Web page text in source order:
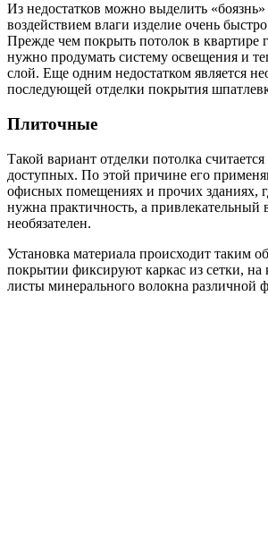
Из недостатков можно выделить
воздействием влаги изделие очень
Прежде чем покрыть потолок в квартире
нужно продумать систему освещения и
слой. Еще одним недостатком является
последующей отделки покрытия
Плиточные
Такой вариант отделки потолка
доступных. По этой причине его
офисных помещениях и прочих зданиях,
нужна практичность, а
необязателен.
Установка материала происходит таким
покрытии фиксируют каркас из сетки, на
листы минерального волокна различной